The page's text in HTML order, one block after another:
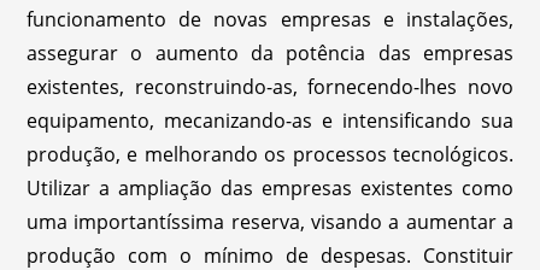
funcionamento de novas empresas e instalações,
assegurar o aumento da potência das empresas
existentes, reconstruindo-as, fornecendo-lhes novo
equipamento, mecanizando-as e intensificando sua
produção, e melhorando os processos tecnológicos.
Utilizar a ampliação das empresas existentes como
uma importantíssima reserva, visando a aumentar a
produção com o mínimo de despesas. Constituir